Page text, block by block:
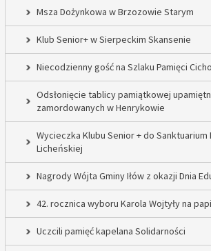
Msza Dożynkowa w Brzozowie Starym
Klub Senior+ w Sierpeckim Skansenie
Niecodzienny gość na Szlaku Pamięci
Odsłonięcie tablicy pamiątkowej
zamordowanych w Henrykowie
Wycieczka Klubu Senior + do Sanktuarium
Licheńskiej
Nagrody Wójta Gminy Iłów z okazji Dnia
42. rocznica wyboru Karola Wojtyły na
Uczcili pamięć kapelana Solidarności